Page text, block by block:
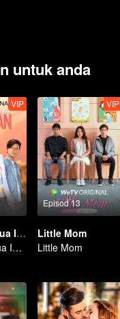
untuk anda
VIP
Satu Amin Dua Iman
Satu Amin Dua Iman
Episod 13
VIP
Little Mom
Little Mom